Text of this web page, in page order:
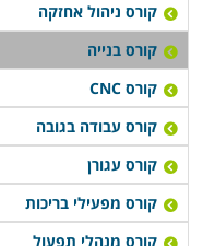
קורס ניהול אחזקה
קורס בנייה
קורס CNC
קורס עבודה בגובה
קורס עגורן
קורס מפעילי בריכות
קורס מנהלי תפעול